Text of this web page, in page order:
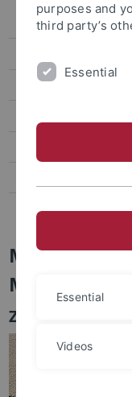
Gruppe
Lehre
Beschreibung und
Museum
MUT
Zoologische
purposes and
third party’s
Essential
Essential
Videos